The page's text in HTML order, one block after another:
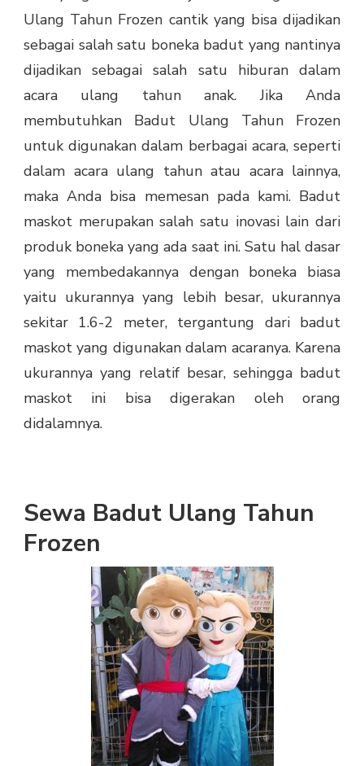
Ulang Tahun Frozen cantik yang bisa dijadikan
sebagai salah satu boneka badut yang nantinya
dijadikan sebagai salah satu hiburan dalam
acara ulang tahun anak. Jika Anda
membutuhkan Badut Ulang Tahun Frozen
untuk digunakan dalam berbagai acara, seperti
dalam acara ulang tahun atau acara lainnya,
maka Anda bisa memesan pada kami. Badut
maskot merupakan salah satu inovasi lain dari
produk boneka yang ada saat ini. Satu hal dasar
yang membedakannya dengan boneka biasa
yaitu ukurannya yang lebih besar, ukurannya
sekitar 1.6-2 meter, tergantung dari badut
maskot yang digunakan dalam acaranya. Karena
ukurannya yang relatif besar, sehingga badut
maskot ini bisa digerakan oleh orang
didalamnya.
Sewa Badut Ulang Tahun
Frozen